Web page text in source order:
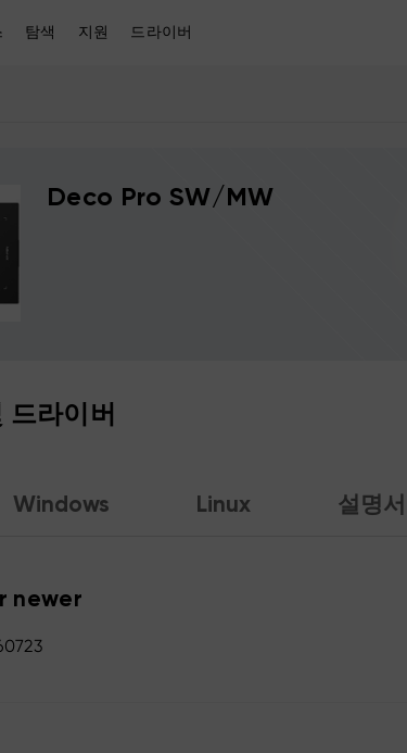
탐색 지원 드라이버
Deco Pro SW/MW
드라이버
Windows Linux 설명서
newer